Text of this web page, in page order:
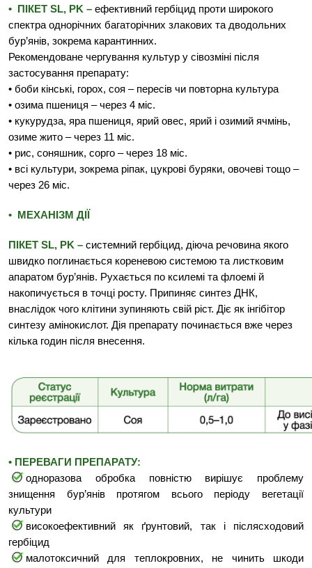
• ПІКЕТ SL, PK – ефективний гербіцид проти широкого
спектра однорічних багаторічних злакових та дводольних
бур’янів, зокрема карантинних.
Рекомендоване чергування культур у сівозміні після
застосування препарату:
• боби кінські, горох, соя – пересів чи повторна культура
• озима пшениця – через 4 міс.
• кукурудза, яра пшениця, ярий овес, ярий і озимий ячмінь,
озиме жито – через 11 міс.
• рис, соняшник, сорго – через 18 міс.
• всі культури, зокрема ріпак, цукрові буряки, овочеві тощо –
через 26 міс.
• МЕХАНІЗМ ДІЇ
ПІКЕТ SL, PK – системний гербіцид, діюча речовина якого
швидко поглинається кореневою системою та листковим
апаратом бур’янів. Рухається по ксилемі та флоемі й
накопичується в точці росту. Припиняє синтез ДНК,
внаслідок чого клітини зупиняють свій ріст. Діє як інгібітор
синтезу амінокислот. Дія препарату починається вже через
кілька годин після внесення.
• ПЕРЕВАГИ ПРЕПАРАТУ:
одноразова обробка повністю вирішує проблему
знищення бур’янів протягом всього періоду вегетації
культури
високоефективний як ґрунтовий, так і післясходовий
гербіцид
малотоксичний для теплокровних, не чинить шкоди